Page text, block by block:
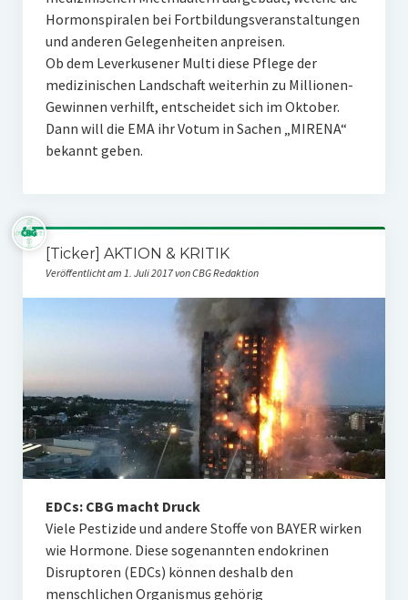
Hormonspiralen bei Fortbildungsveranstaltungen
und anderen Gelegenheiten anpreisen.
Ob dem Leverkusener Multi diese Pflege der
medizinischen Landschaft weiterhin zu Millionen-
Gewinnen verhilft, entscheidet sich im Oktober.
Dann will die EMA ihr Votum in Sachen „MIRENA“
bekannt geben.
[Ticker] AKTION & KRITIK
Veröffentlicht am 1. Juli 2017 von CBG Redaktion
EDCs: CBG macht Druck
Viele Pestizide und andere Stoffe von BAYER wirken
wie Hormone. Diese sogenannten endokrinen
Disruptoren (EDCs) können deshalb den
menschlichen Organismus gehörig